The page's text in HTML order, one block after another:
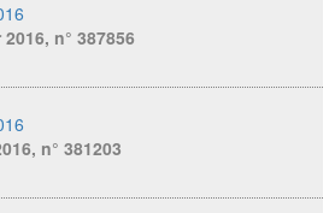
n° 387856
n° 381203